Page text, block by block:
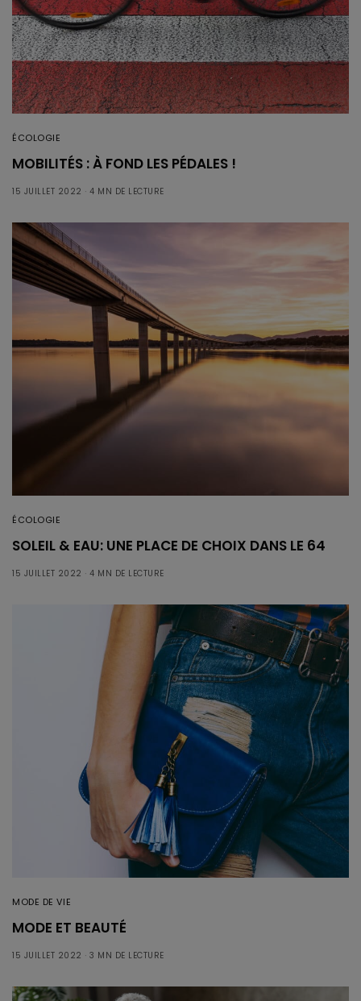
ÉCOLOGIE
MOBILITÉS : À FOND LES PÉDALES !
15 JUILLET 2022 4 MN DE LECTURE
ÉCOLOGIE
SOLEIL & EAU: UNE PLACE DE CHOIX DANS LE 64
15 JUILLET 2022 4 MN DE LECTURE
MODE DE VIE
MODE ET BEAUTÉ
15 JUILLET 2022 3 MN DE LECTURE